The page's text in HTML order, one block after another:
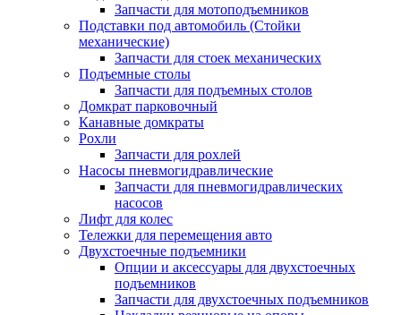
Запчасти для мотоподъемников
Подставки под автомобиль (Стойки
механические)
Запчасти для стоек механических
Подъемные столы
Запчасти для подъемных столов
Домкрат парковочный
Канавные домкраты
Рохли
Запчасти для рохлей
Насосы пневмогидравлические
Запчасти для пневмогидравлических
насосов
Лифт для колес
Тележки для перемещения авто
Двухстоечные подъемники
Опции и аксессуары для двухстоечных
подъемников
Запчасти для двухстоечных подъемников